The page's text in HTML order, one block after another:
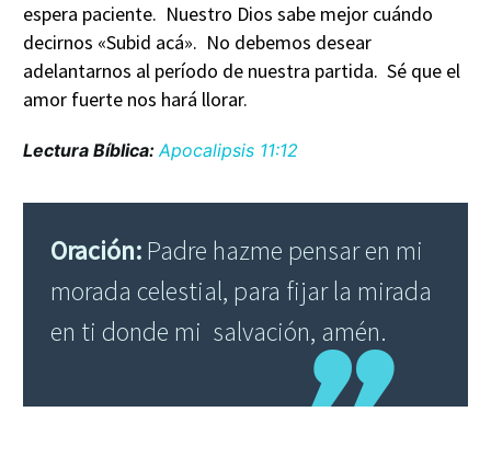
espera paciente. Nuestro Dios sabe mejor cuándo
decirnos «Subid acá». No debemos desear
adelantarnos al período de nuestra partida. Sé que el
amor fuerte nos hará llorar.
Lectura Bíblica: Apocalipsis 11:12
Oración:Padre hazme pensar en mi
morada celestial, para fijar la mirada
en ti donde mi salvación, amén.